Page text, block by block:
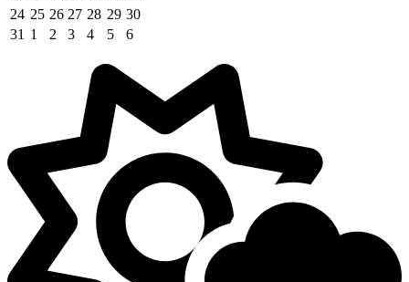
24 25 26 27 28 29 30
31 1 2 3 4 5 6